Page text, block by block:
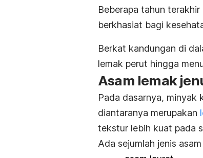
Beberapa tahun
berkhasiat bagi
Berkat kandungan di
lemak perut hingga
Asam lemak
Pada dasarnya, minyak
diantaranya merupakan
tekstur lebih kuat pada
Ada sejumlah jenis